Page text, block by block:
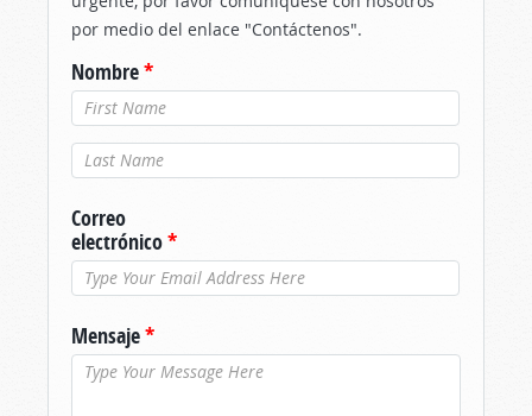
por medio del enlace "Contáctenos".
Nombre*
Apellido*
Correo
electrónico*
Mensaje*